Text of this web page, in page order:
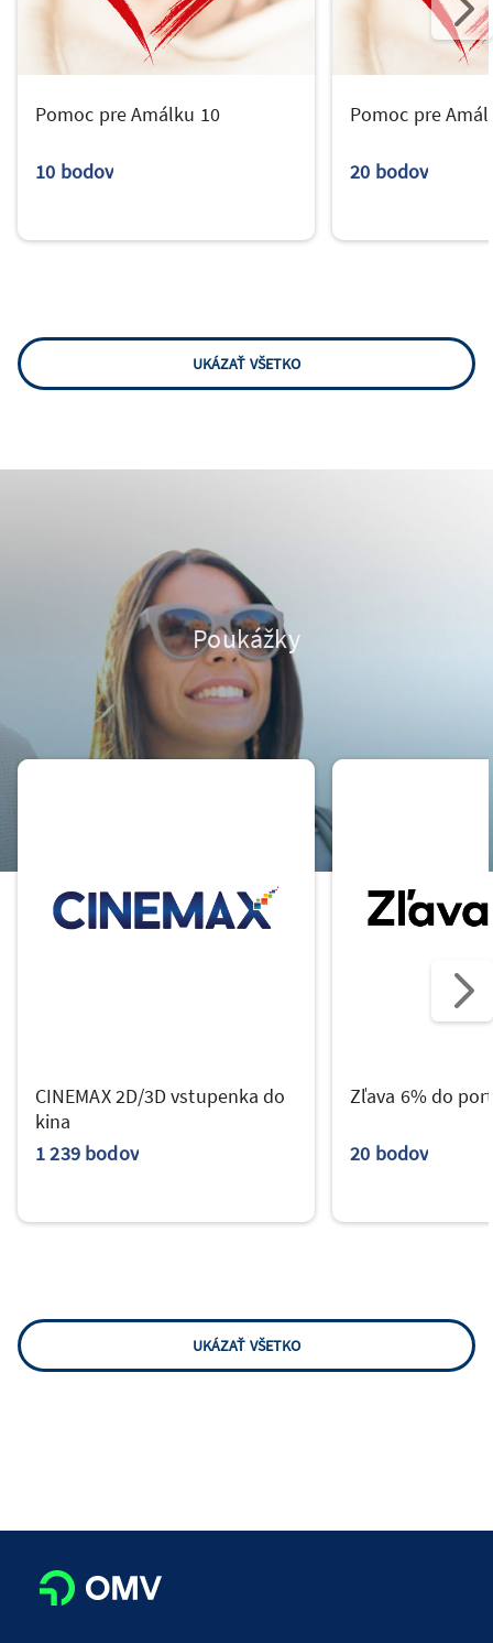
Pomoc pre Amálku 10
10 bodov
Pomoc pre
20 bodov
UKÁZAŤ VŠETKO
Poukážky
CINEMAX 2D/3D vstupenka do
kina
1 239 bodov
Zľava 6% do
20 bodov
UKÁZAŤ VŠETKO